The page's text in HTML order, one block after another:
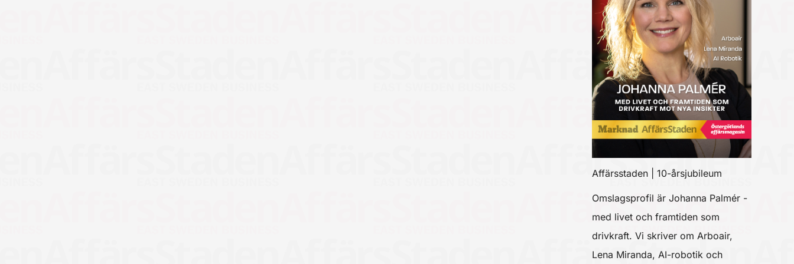
Affärsstaden | 10-årsjubileum
Omslagsprofil är Johanna Palmér -
med livet och framtiden som
drivkraft. Vi skriver om Arboair,
Lena Miranda, AI-robotik och